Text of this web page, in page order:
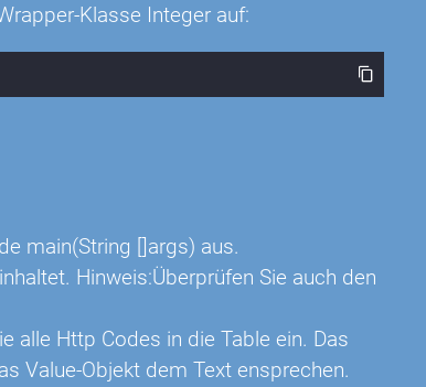
Klasse Integer auf:
main(String []args) aus.
Hinweis:Überprüfen Sie auch den
alle Http Codes in die Table ein. Das
Value-Objekt dem Text ensprechen.